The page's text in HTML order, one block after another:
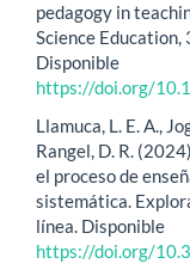
pedagogy in
Science
Disponible
https://doi.org/
Llamuca, L. E. A.,
Rangel, D. R.
el proceso de
sistemática.
línea. Disponible
https://doi.org/